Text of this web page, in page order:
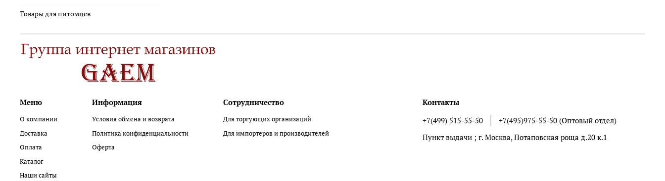
Товары для питомцев
Меню
О компании
Доставка
Оплата
Каталог
Наши сайты
Информация
Условия обмена и возврата
Политика конфиденциальности
Оферта
Сотрудничество
Для торгующих организаций
Для импортеров и производителей
Контакты
+7(499) 515-55-50
+7(495)975-55-50 (Оптовый отдел)
Пункт выдачи ; г. Москва, Потаповская роща д.20 к.1